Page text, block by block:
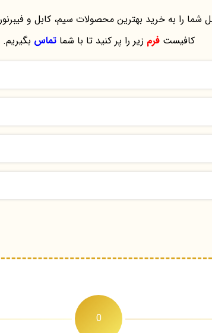
شما را به خرید بهترین محصولات سیم، کابل و
کافیستفرم زیر را پر کنید تا با شماتماس بگیریم.
0